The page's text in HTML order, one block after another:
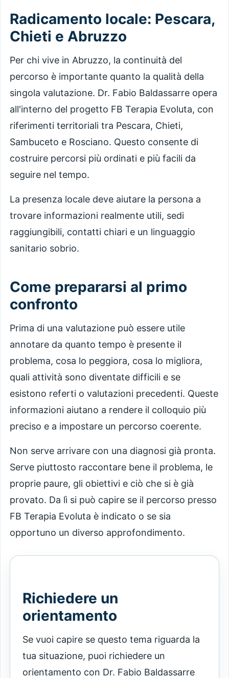
Radicamento locale: Pescara,
Chieti e Abruzzo
Per chi vive in Abruzzo, la continuità del
percorso è importante quanto la qualità della
singola valutazione. Dr. Fabio Baldassarre opera
all'interno del progetto FB Terapia Evoluta, con
riferimenti territoriali tra Pescara, Chieti,
Sambuceto e Rosciano. Questo consente di
costruire percorsi più ordinati e più facili da
seguire nel tempo.
La presenza locale deve aiutare la persona a
trovare informazioni realmente utili, sedi
raggiungibili, contatti chiari e un linguaggio
sanitario sobrio.
Come prepararsi al primo
confronto
Prima di una valutazione può essere utile
annotare da quanto tempo è presente il
problema, cosa lo peggiora, cosa lo migliora,
quali attività sono diventate difficili e se
esistono referti o valutazioni precedenti. Queste
informazioni aiutano a rendere il colloquio più
preciso e a impostare un percorso coerente.
Non serve arrivare con una diagnosi già pronta.
Serve piuttosto raccontare bene il problema, le
proprie paure, gli obiettivi e ciò che si è già
provato. Da lì si può capire se il percorso presso
FB Terapia Evoluta è indicato o se sia
opportuno un diverso approfondimento.
Richiedere un
orientamento
Se vuoi capire se questo tema riguarda la
tua situazione, puoi richiedere un
orientamento con Dr. Fabio Baldassarre